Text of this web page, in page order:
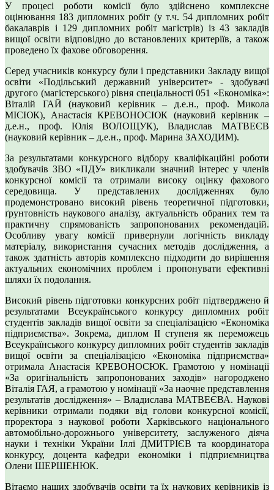
У процесі роботи комісії було здійснено комплексне
оцінювання 183 дипломних робіт (у т.ч. 54 дипломних робіт
бакалаврів і 129 дипломних робіт магістрів) із 43 закладів
вищої освіти відповідно до встановлених критеріїв, а також
проведено їх фахове обговорення.
Серед учасників конкурсу були і представники Закладу вищої
освіти «Подільський державний університет» - здобувачі
другого (магістерського) рівня спеціальності 051 «Економіка»:
Віталій ГАЙ (науковий керівник – д.е.н., проф. Микола
МІСЮК), Анастасія КРЕВОНОСЮК (науковий керівник –
д.е.н., проф. Юлія ВОЛОЩУК), Владислав МАТВЕЄВ
(науковий керівник – д.е.н., проф. Марина ЗАХОДИМ).
За результатами конкурсного відбору кваліфікаційні роботи
здобувачів ЗВО «ПДУ» викликали значний інтерес у членів
конкурсної комісії та отримали високу оцінку фахового
середовища. У представлених дослідженнях було
продемонстровано високий рівень теоретичної підготовки,
ґрунтовність наукового аналізу, актуальність обраних тем та
практичну спрямованість запропонованих рекомендацій.
Особливу увагу комісії привернули логічність викладу
матеріалу, використання сучасних методів дослідження, а
також здатність авторів комплексно підходити до вирішення
актуальних економічних проблем і пропонувати ефективні
шляхи їх подолання.
Високий рівень підготовки конкурсних робіт підтверджено й
результатами Всеукраїнського конкурсу дипломних робіт
студентів закладів вищої освіти за спеціалізацією «Економіка
підприємства». Зокрема, диплом ІІ ступеня як переможець
Всеукраїнського конкурсу дипломних робіт студентів закладів
вищої освіти за спеціалізацією «Економіка підприємства»
отримала Анастасія КРЕВОНОСЮК. Грамотою у номінації
«За оригінальність запропонованих заходів» нагороджено
Віталія ГАЯ, а грамотою у номінації «За наочне представлення
результатів дослідження» – Владислава МАТВЕЄВА. Наукові
керівники отримали подяки від голови конкурсної комісії,
проректора з наукової роботи Харківського національного
автомобільно-дорожнього університету, заслуженого діяча
науки і техніки України Іллі ДМИТРІЄВ та координатора
конкурсу, доцента кафедри економіки і підприємництва
Олени ШЕРШЕНЮК.
Вітаємо наших здобувачів освіти та їх наукових керівників із